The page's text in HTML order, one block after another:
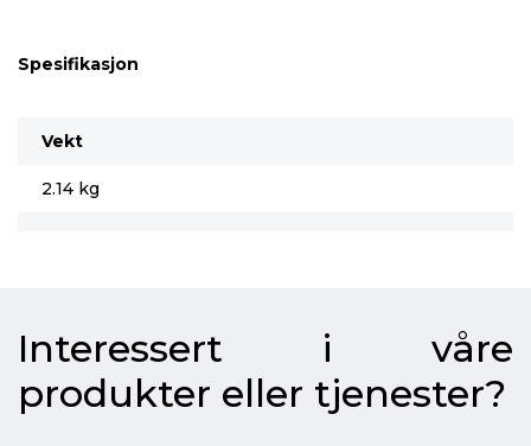
Spesifikasjon
Vekt
2.14 kg
Interessert i våre
produkter eller tjenester?